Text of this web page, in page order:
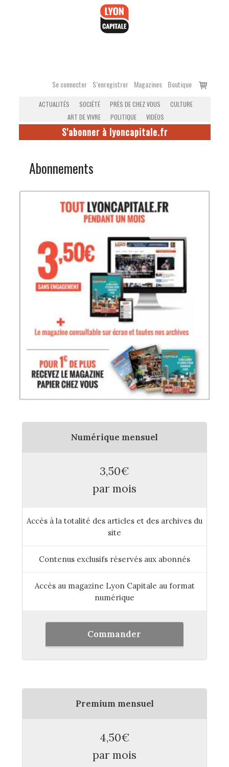
Se connecter S’enregistrer Magazines Boutique
Voir
ACTUALITÉS SOCIÉTÉ PRÈS DE CHEZ VOUS
CULTURE
ART DE VIVRE
POLITIQUE VIDÉOS
S'abonner à lyoncapitale.fr
Abonnements
Numérique mensuel
3,50€
par mois
Accès à la totalité des articles et des archives du
site
Contenus exclusifs réservés aux abonnés
Accès au magazine Lyon Capitale au format
numérique
Commander
Premium mensuel
4,50€
par mois